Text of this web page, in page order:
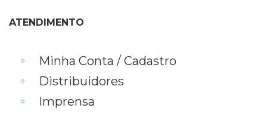
ATENDIMENTO
Minha Conta / Cadastro
Distribuidores
Imprensa